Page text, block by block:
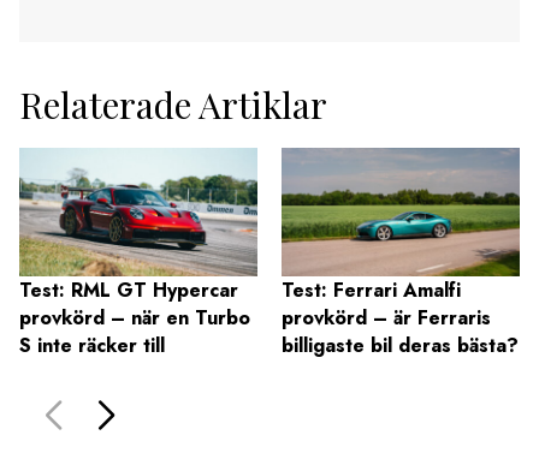
Relaterade Artiklar
Test: RML GT Hypercar
provkörd – när en Turbo
S inte räcker till
Test: Ferrari Amalfi
provkörd – är Ferraris
billigaste bil deras bästa?